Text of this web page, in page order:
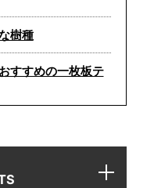
樹種
すすめの一枚板テ